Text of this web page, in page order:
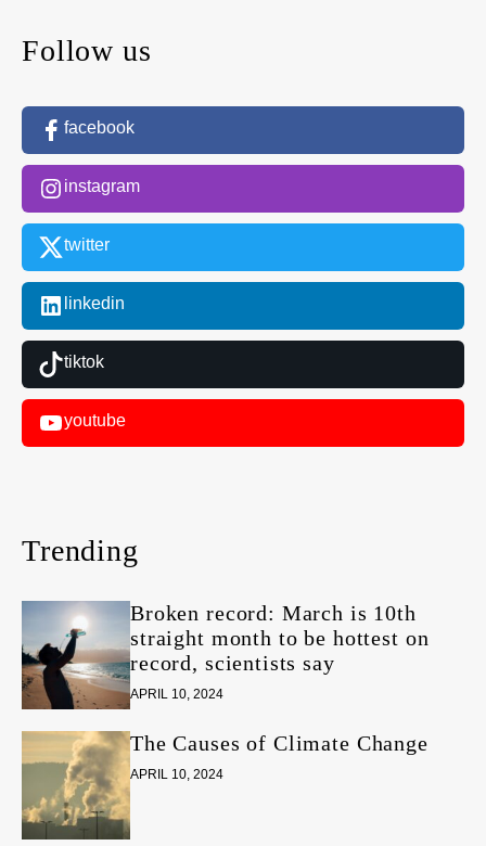
Follow us
facebook
instagram
twitter
linkedin
tiktok
youtube
Trending
Broken record: March is 10th
straight month to be hottest on
record, scientists say
APRIL 10, 2024
The Causes of Climate Change
APRIL 10, 2024